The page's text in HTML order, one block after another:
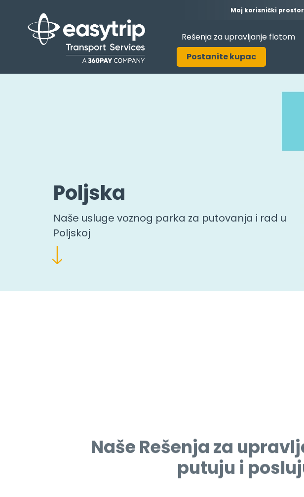
Moj korisnički prostor
Rešenja za upravljanje flotom
Postanite kupac
Poljska
Naše usluge voznog parka za putovanja i rad u
Poljskoj